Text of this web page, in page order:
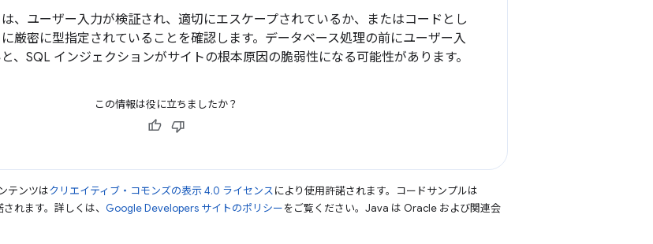
、ユーザー入力が検証され、適切にエスケープされているか、またはコードとし
厳密に型指定されていることを確認します。データベース処理の前にユーザー入
、SQL インジェクションがサイトの根本原因の脆弱性になる可能性があります。
この情報は役に立ちましたか？
テンツはクリエイティブ・コモンズの表示 4.0 ライセンスにより使用許諾されます。コードサンプルは
れます。詳しくは、 Google Developers サイトのポリシーをご覧ください。Java は Oracle および関連会